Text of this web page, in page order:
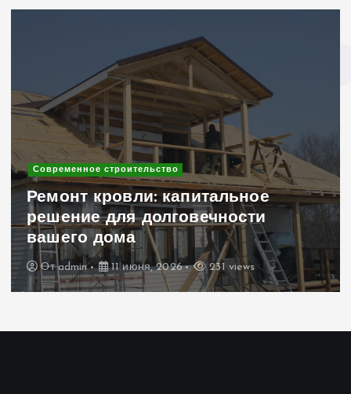
Современное строительство
Клинкерный кирпич в дизайне
интерьера и экстерьера: 10 идей
для уникального дома
Отadmin 6 июня, 2026 250 views